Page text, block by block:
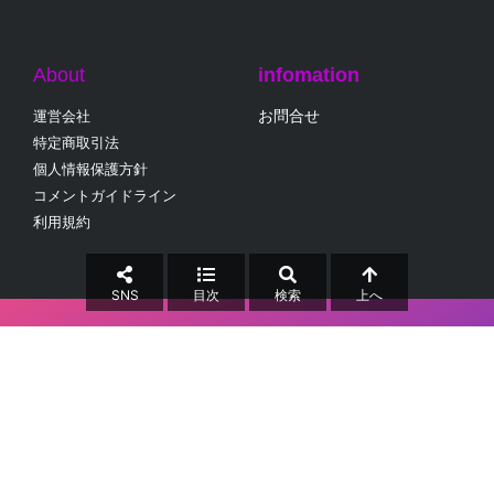
About
運営会社
特定商取引法
個人情報保護方針
コメントガイドライン
利用規約
infomation
お問合せ
SNS 目次 検索 上へ